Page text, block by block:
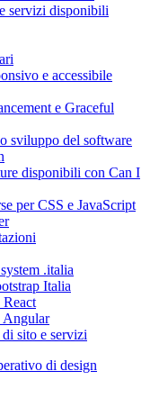
servizi disponibili
e accessibile
e Graceful
sviluppo del software
disponibili con Can I
per CSS e JavaScript
.italia
Italia
sito e servizi
di design